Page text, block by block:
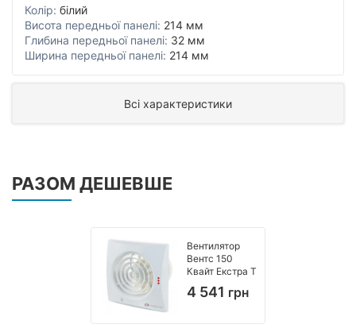
Колір: білий
Висота передньої панелі: 214 мм
Глибина передньої панелі: 32 мм
Ширина передньої панелі: 214 мм
Всі характеристики
РАЗОМ ДЕШЕВШЕ
Вентилятор
Вентс 150
Квайт Екстра Т
4 541 грн